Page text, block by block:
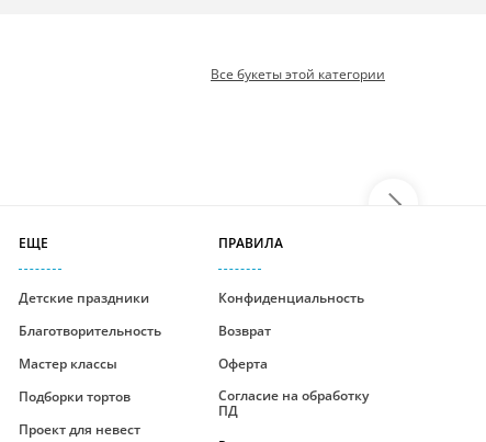
Все букеты этой категории
ЕЩЕ
Детские праздники
Благотворительность
Мастер классы
Подборки тортов
Проект для невест
ПРАВИЛА
Конфиденциальность
Возврат
Оферта
Согласие на обработку
ПД